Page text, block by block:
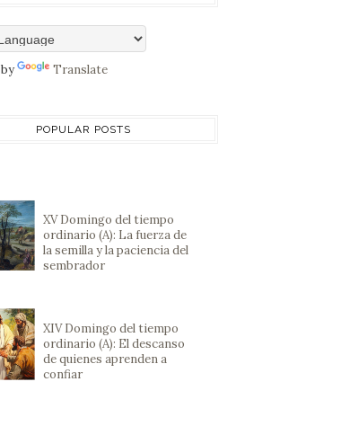
Translate
POPULAR POSTS
XV Domingo del tiempo
ordinario (A): La fuerza de
la semilla y la paciencia del
sembrador
XIV Domingo del tiempo
ordinario (A): El descanso
de quienes aprenden a
confiar